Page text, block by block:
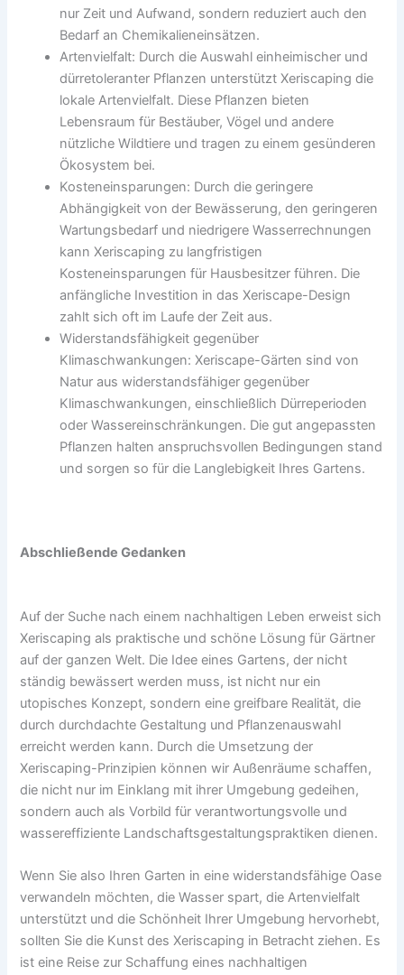
nur Zeit und Aufwand, sondern reduziert auch den
Bedarf an Chemikalieneinsätzen.
Artenvielfalt: Durch die Auswahl einheimischer und
dürretoleranter Pflanzen unterstützt Xeriscaping die
lokale Artenvielfalt. Diese Pflanzen bieten
Lebensraum für Bestäuber, Vögel und andere
nützliche Wildtiere und tragen zu einem gesünderen
Ökosystem bei.
Kosteneinsparungen: Durch die geringere
Abhängigkeit von der Bewässerung, den geringeren
Wartungsbedarf und niedrigere Wasserrechnungen
kann Xeriscaping zu langfristigen
Kosteneinsparungen für Hausbesitzer führen. Die
anfängliche Investition in das Xeriscape-Design
zahlt sich oft im Laufe der Zeit aus.
Widerstandsfähigkeit gegenüber
Klimaschwankungen: Xeriscape-Gärten sind von
Natur aus widerstandsfähiger gegenüber
Klimaschwankungen, einschließlich Dürreperioden
oder Wassereinschränkungen. Die gut angepassten
Pflanzen halten anspruchsvollen Bedingungen stand
und sorgen so für die Langlebigkeit Ihres Gartens.
Abschließende Gedanken
Auf der Suche nach einem nachhaltigen Leben erweist sich
Xeriscaping als praktische und schöne Lösung für Gärtner
auf der ganzen Welt. Die Idee eines Gartens, der nicht
ständig bewässert werden muss, ist nicht nur ein
utopisches Konzept, sondern eine greifbare Realität, die
durch durchdachte Gestaltung und Pflanzenauswahl
erreicht werden kann. Durch die Umsetzung der
Xeriscaping-Prinzipien können wir Außenräume schaffen,
die nicht nur im Einklang mit ihrer Umgebung gedeihen,
sondern auch als Vorbild für verantwortungsvolle und
wassereffiziente Landschaftsgestaltungspraktiken dienen.
Wenn Sie also Ihren Garten in eine widerstandsfähige Oase
verwandeln möchten, die Wasser spart, die Artenvielfalt
unterstützt und die Schönheit Ihrer Umgebung hervorhebt,
sollten Sie die Kunst des Xeriscaping in Betracht ziehen. Es
ist eine Reise zur Schaffung eines nachhaltigen